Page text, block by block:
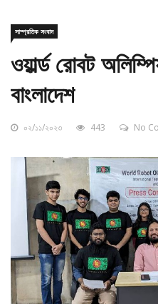
সাম্প্রতিক সংবাদ
ওয়ার্ল্ড রোবট